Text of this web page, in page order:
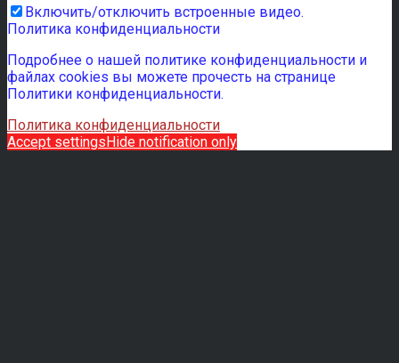
Включить/отключить встроенные видео.
Политика конфиденциальности
Подробнее о нашей политике конфиденциальности и
файлах cookies вы можете прочесть на странице
Политики конфиденциальности.
Политика конфиденциальности
Accept settingsHide notification only